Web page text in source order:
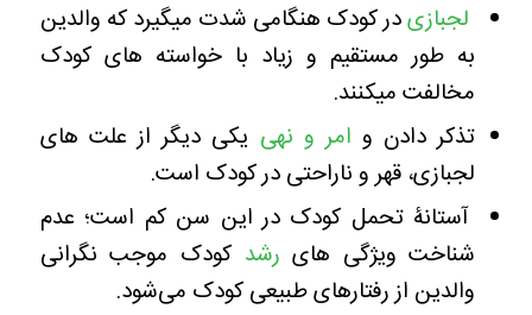
لجبازیدر کودک هنگامی شدت میگیرد که والدین
به طور مستقیم و زیاد با خواسته های کودک
مخالفت میکنند‌.
تذکر دادن و امر و نهی یکی دیگر از علت های
لجبازی، قهر و ناراحتی در کودک است.
آستانۀ تحمل کودک در این سن کم است؛ عدم
شناخت ویژگی های رشد کودک موجب نگرانی
والدین از رفتارهای طبیعی کودک می‌شود‌.